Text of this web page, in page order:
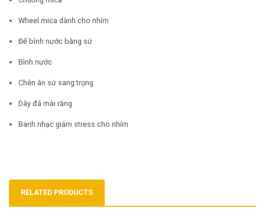
Wheel mica dành cho nhím
Đế bình nước bằng sứ
Bình nước
Chén ăn sứ sang trọng
Dây đá mài răng
Banh nhạc giảm stress cho nhím
RELATED PRODUCTS